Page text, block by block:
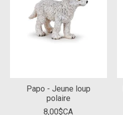
Papo - Jeune loup
polaire
8,00$CA